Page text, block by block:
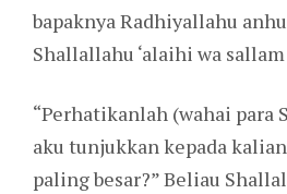
bapaknya Radhiyallahu
Shallallahu ‘alaihi wa sallam
“Perhatikanlah (wahai para
aku tunjukkan kepada
paling besar?” Beliau